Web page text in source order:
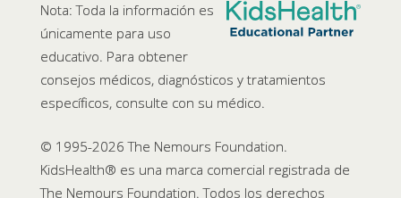
Nota: Toda la información es
únicamente para uso
educativo. Para obtener
consejos médicos, diagnósticos y tratamientos
específicos, consulte con su médico.
© 1995-2026 The Nemours Foundation.
KidsHealth® es una marca comercial registrada de
The Nemours Foundation. Todos los derechos